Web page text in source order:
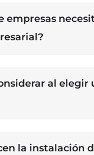
empresas
al elegir
la instalación